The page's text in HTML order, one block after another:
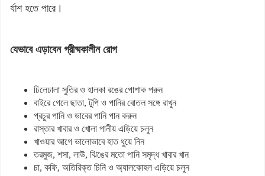
র্যাশ হতে পারে।
যেভাবে এড়াবেন গ্রীষ্মকালীন রোগ
ঢিলেঢালা সুতির ও হালকা রঙের পোশাক পরুন
বাইরে গেলে ছাতা, টুপি ও পানির বোতল সঙ্গে রাখুন
প্রচুর পানি ও ডাবের পানি পান করুন
রাস্তার খাবার ও খোলা পানীয় এড়িয়ে চলুন
খাওয়ার আগে ভালোভাবে হাত ধুয়ে নিন
তরমুজ, শসা, লাউ, ঝিঙের মতো পানি সমৃদ্ধ খাবার খান
চা, কফি, অতিরিক্ত চিনি ও অ্যালকোহল এড়িয়ে চলুন